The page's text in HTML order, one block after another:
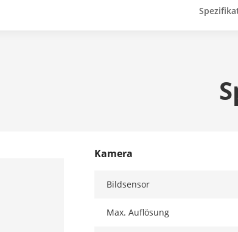
Kamera
Bildsensor
Max. Auflösung